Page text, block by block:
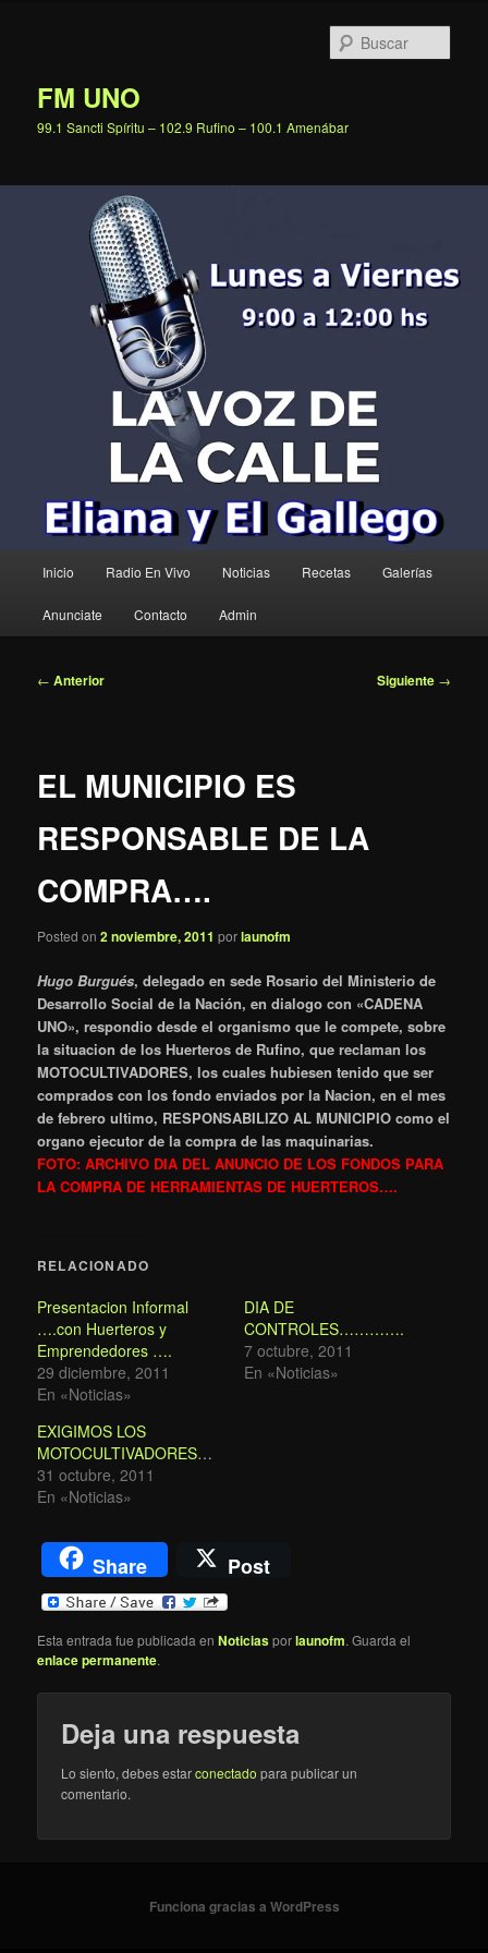
FM UNO
99.1 Sancti Spíritu – 102.9 Rufino – 100.1 Amenábar
principal
Inicio Radio En Vivo Noticias Recetas Galerías
Anunciate Contacto Admin
Navegación
← Anterior Siguiente →
EL MUNICIPIO ES
RESPONSABLE DE LA
COMPRA….
Posted on2 noviembre, 2011 porlaunofm
Hugo Burgués, delegado en sede Rosario del Ministerio de
Desarrollo Social de la Nación, en dialogo con «CADENA
UNO», respondio desde el organismo que le compete, sobre
la situacion de los Huerteros de Rufino, que reclaman los
MOTOCULTIVADORES, los cuales hubiesen tenido que ser
comprados con los fondo enviados por la Nacion, en el mes
de febrero ultimo, RESPONSABILIZO AL MUNICIPIO como el
organo ejecutor de la compra de las maquinarias.
FOTO: ARCHIVO DIA DEL ANUNCIO DE LOS FONDOS PARA
LA COMPRA DE HERRAMIENTAS DE HUERTEROS….
RELACIONADO
Presentacion Informal
….con Huerteros y
Emprendedores ….
29 diciembre, 2011
En «Noticias»
DIA DE
CONTROLES………….
7 octubre, 2011
En «Noticias»
EXIGIMOS LOS
MOTOCULTIVADORES………..
31 octubre, 2011
En «Noticias»
Share Post
Esta entrada fue publicada enNoticiasporlaunofm. Guarda el
enlace permanente.
Deja una respuesta
Lo siento, debes estarconectado para publicar un
comentario.
Funciona gracias a WordPress